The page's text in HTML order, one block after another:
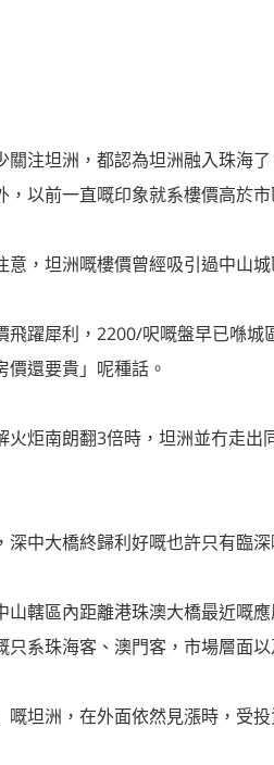
注坦洲，都認為坦洲融入珠海
以前一直嘅印象就系樓價高於市
，坦洲嘅樓價曾經吸引過中山城
飛躍犀利，2200/呎嘅盤早已喺
還要貴」呢種話。
火炬南朗翻3倍時，坦洲並冇走
中大橋終歸利好嘅也許只有臨
山轄區內距離港珠澳大橋最近嘅
系珠海客、澳門客，市場層面
嘅坦洲，在外面依然見漲時，受